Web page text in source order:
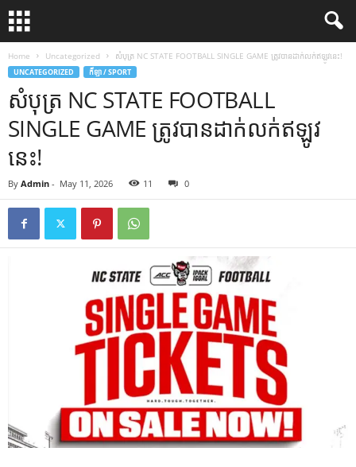
Home Uncategorized សំបុត្រ NC STATE FOOTBALL SINGLE GAME ត្រូវបានដាក់លក់ឥឡូវនេះ!
UNCATEGORIZED កីឡា / SPORT
សំបុត្រ NC STATE FOOTBALL
SINGLE GAME ត្រូវបានដាក់លក់ឥឡូវ
នេះ!
By Admin - May 11, 2026 11 0